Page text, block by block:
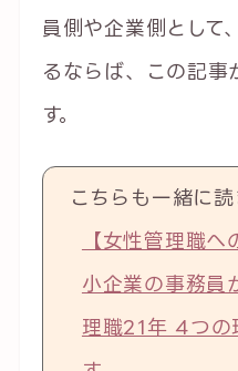
員側や企業側として
るならば、この記事
す。
こちらも一緒に
【女性管理職
小企業の事務員
理職21年 4つの